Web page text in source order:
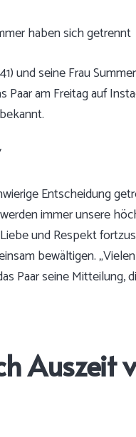
und seine Frau
Paar am Freitag auf
Entscheidung
immer unsere
und Respekt
bewältigen.
Paar seine Mitteilung,
Auszeit